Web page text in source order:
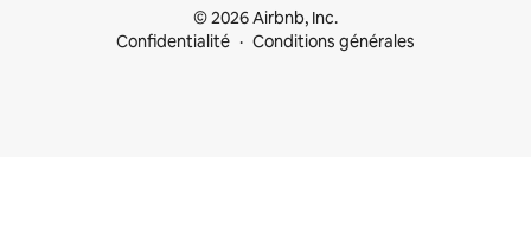
© 2026 Airbnb, Inc.
Confidentialité
Conditions générales